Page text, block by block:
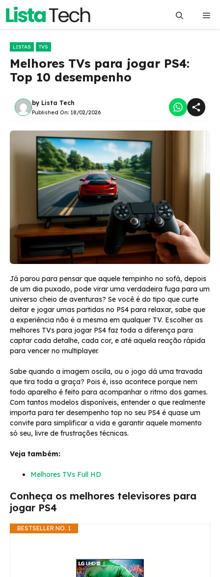
Pular
o
LISTAS TVS
Melhores TVs para jogar PS4:
Top 10 desempenho
by Lista Tech
Published On: 18/02/2026
Já parou para pensar que aquele tempinho no sofá, depois
de um dia puxado, pode virar uma verdadeira fuga para um
universo cheio de aventuras? Se você é do tipo que curte
deitar e jogar umas partidas no PS4 para relaxar, sabe que
a experiência não é a mesma em qualquer TV. Escolher as
melhores TVs para jogar PS4 faz toda a diferença para
captar cada detalhe, cada cor, e até aquela reação rápida
para vencer no multiplayer.
Sabe quando a imagem oscila, ou o jogo dá uma travada
que tira toda a graça? Pois é, isso acontece porque nem
todo aparelho é feito para acompanhar o ritmo dos games.
Com tantos modelos disponíveis, entender o que realmente
importa para ter desempenho top no seu PS4 é quase um
convite para simplificar a vida e garantir aquele momento
só seu, livre de frustrações técnicas.
Veja também:
Melhores TVs Full HD
Conheça os melhores televisores para
jogar PS4
BESTSELLER NO. 1